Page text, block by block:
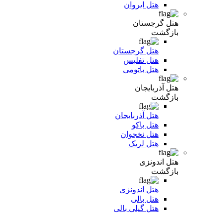
هتل ایروان
هتل گرجستان
بازگشت
هتل گرجستان
هتل تفلیس
هتل باتومی
هتل آذربایجان
بازگشت
هتل آذربایجان
هتل باکو
هتل نخجوان
هتل لریک
هتل اندونزی
بازگشت
هتل اندونزی
هتل بالی
هتل گیلی بالی